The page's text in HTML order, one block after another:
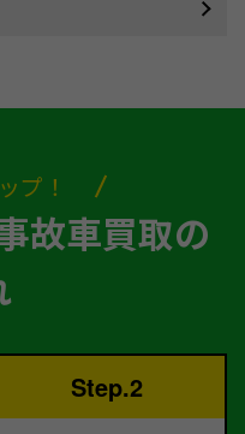
プ！
故車買取の
Step.2